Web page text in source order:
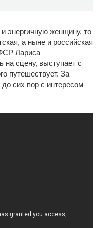
энергичную женщину, то
а ныне и российская
Лариса
на сцену, выступает с
путешествует. За
сих пор с интересом